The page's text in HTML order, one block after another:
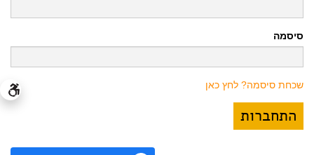
סיסמה
שכחת סיסמה? לחץ כאן